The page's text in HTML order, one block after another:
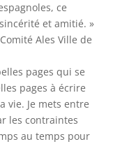
ce
et amitié. »
Ales Ville de
pages qui se
pages à écrire
vie. Je mets entre
les contraintes
au temps pour